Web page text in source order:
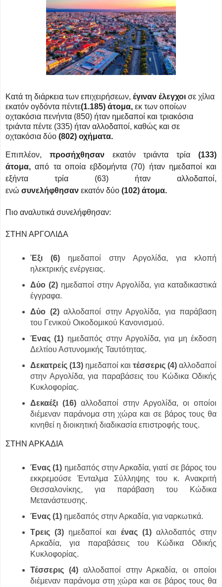
Κατά τη διάρκεια των επιχειρήσεων, έγιναν έλεγχοι σε χίλια
εκατόν ογδόντα πέντε(1.185) άτομα, εκ των οποίων
οχτακόσια πενήντα (850) ήταν ημεδαποί και τριακόσια
τριάντα πέντε (335) ήταν αλλοδαποί, καθώς και σε
οχτακόσια δύο (802) οχήματα.
Επιπλέον, προσήχθησανεκατόν τριάντα τρία(133)
άτομα, από τα οποία εβδομήντα (70) ήταν ημεδαποί και
εξήντα τρία (63) ήταν αλλοδαποί,
ενώ συνελήφθησαν εκατόν δύο (102) άτομα.
Πιο αναλυτικά συνελήφθησαν:
ΣΤΗΝ ΑΡΓΟΛΙΔΑ
Έξι (6) ημεδαποί στην Αργολίδα, για κλοπή
ηλεκτρικής ενέργειας.
Δύο (2) ημεδαποί στην Αργολίδα, για καταδικαστικά
έγγραφα.
Δύο (2) αλλοδαποί στην Αργολίδα, για παράβαση
του Γενικού Οικοδομικού Κανονισμού.
Ένας (1) ημεδαπός στην Αργολίδα, για μη έκδοση
Δελτίου Αστυνομικής Ταυτότητας.
Δεκατρείς (13) ημεδαποί και τέσσερις (4) αλλοδαποί
στην Αργολίδα, για παραβάσεις του Κώδικα Οδικής
Κυκλοφορίας.
Δεκαέξι (16) αλλοδαποί στην Αργολίδα, οι οποίοι
διέμεναν παράνομα στη χώρα και σε βάρος τους θα
κινηθεί η διοικητική διαδικασία επιστροφής τους.
ΣΤΗΝ ΑΡΚΑΔΙΑ
Ένας (1) ημεδαπός στην Αρκαδία, γιατί σε βάρος του
εκκρεμούσε Ένταλμα Σύλληψης του κ. Ανακριτή
Θεσσαλονίκης, για παράβαση του Κώδικα
Μετανάστευσης.
Ένας (1) ημεδαπός στην Αρκαδία, για ναρκωτικά.
Τρεις (3) ημεδαποί και ένας (1) αλλοδαπός στην
Αρκαδία, για παραβάσεις του Κώδικα Οδικής
Κυκλοφορίας.
Τέσσερις (4) αλλοδαποί στην Αρκαδία, οι οποίοι
διέμεναν παράνομα στη χώρα και σε βάρος τους θα